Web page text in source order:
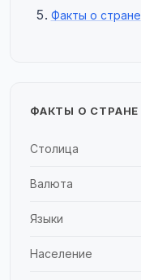
Факты о стране
ФАКТЫ О СТРАНЕ
Столица
Валюта
Языки
Население